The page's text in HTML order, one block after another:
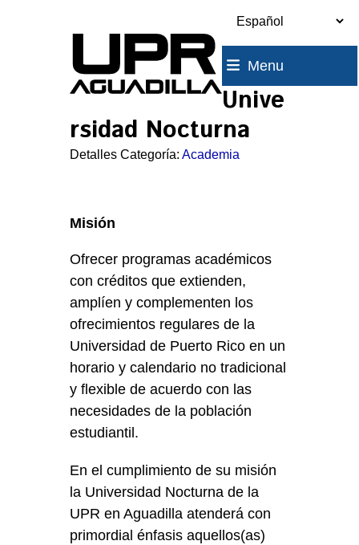
Menu
Unive
rsidad Nocturna
Detalles Categoría: Academia
Misión
Ofrecer programas académicos
con créditos que extienden,
amplíen y complementen los
ofrecimientos regulares de la
Universidad de Puerto Rico en un
horario y calendario no tradicional
y flexible de acuerdo con las
necesidades de la población
estudiantil.
En el cumplimiento de su misión
la Universidad Nocturna de la
UPR en Aguadilla atenderá con
primordial énfasis aquellos(as)